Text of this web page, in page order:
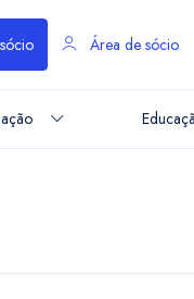
Área de sócio